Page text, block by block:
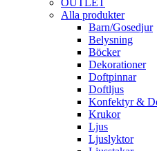
OUTLET
Alla produkter
Barn/Gosedjur
Belysning
Böcker
Dekorationer
Doftpinnar
Doftljus
Konfektyr &
Krukor
Ljus
Ljuslyktor